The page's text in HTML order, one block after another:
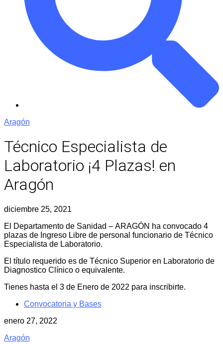
Aragón
Técnico Especialista de
Laboratorio ¡4 Plazas! en
Aragón
diciembre 25, 2021
El Departamento de Sanidad – ARAGÓN ha convocado 4
plazas de Ingreso Libre de personal funcionario de Técnico
Especialista de Laboratorio.
El título requerido es de Técnico Superior en Laboratorio de
Diagnostico Clínico o equivalente.
Tienes hasta el 3 de Enero de 2022 para inscribirte.
Convocatoria y Bases
enero 27, 2022
Aragón